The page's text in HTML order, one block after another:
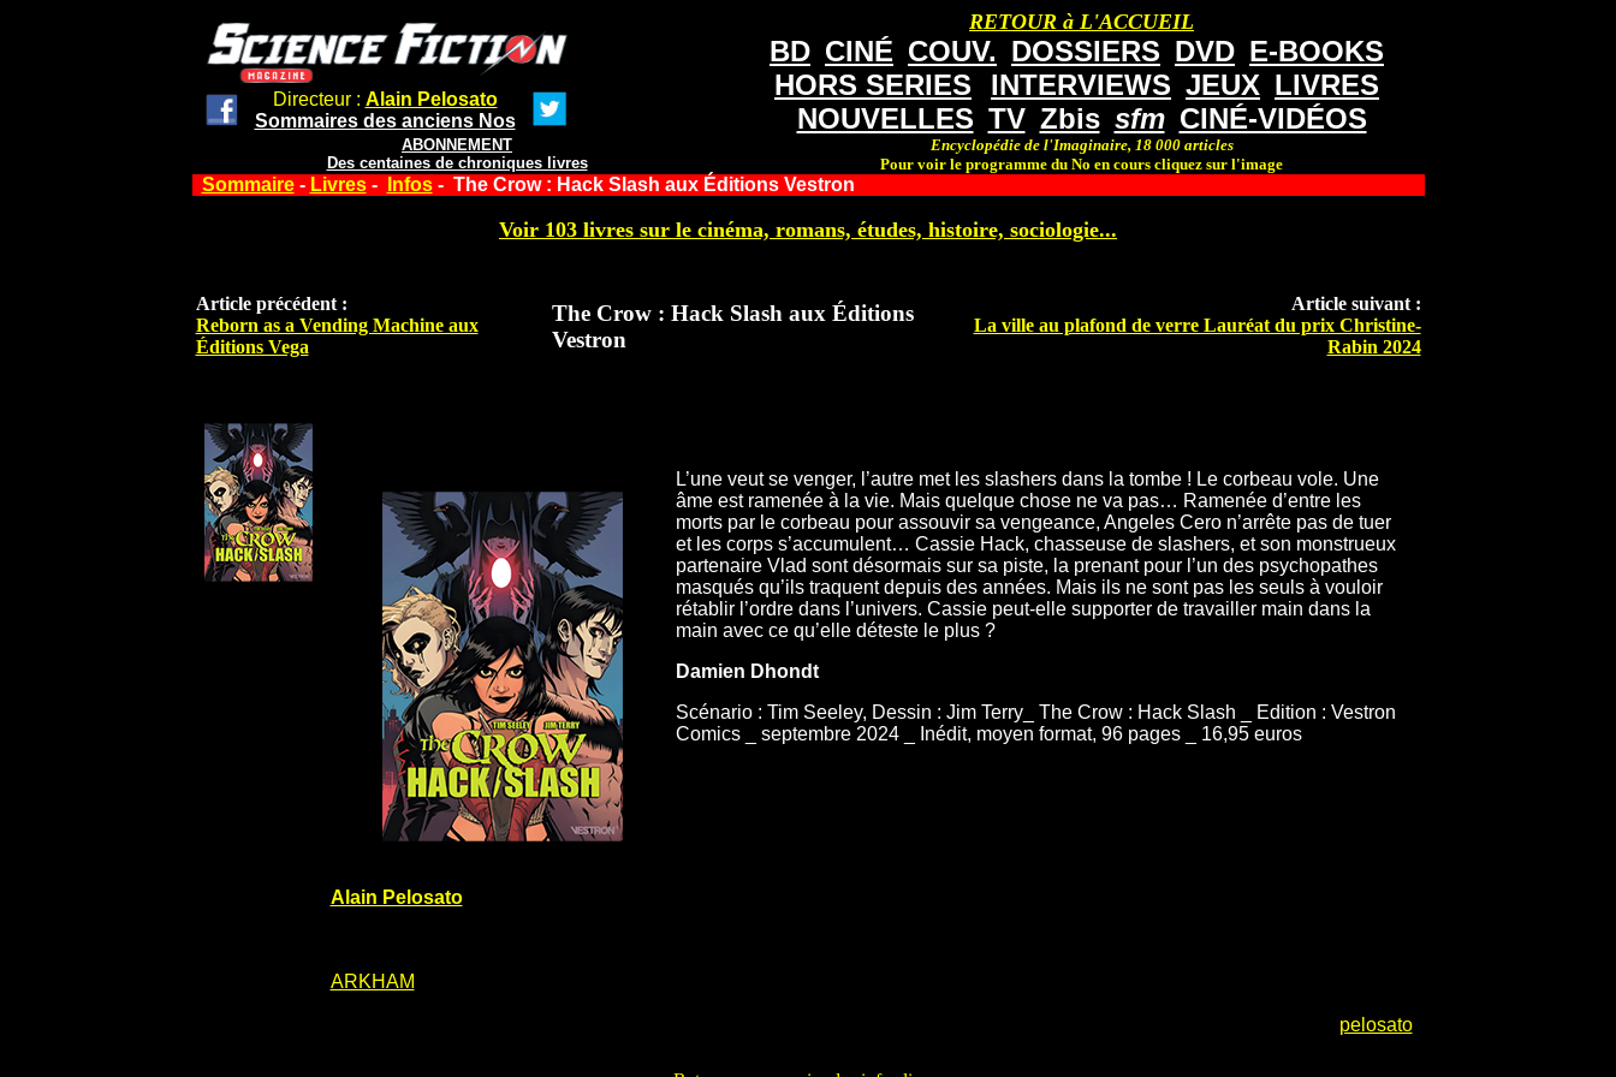
Directeur : Alain Pelosato
Sommaires des anciens Nos
ABONNEMENT
Des centaines de chroniques livres
RETOUR à L'ACCUEIL
BD CINÉ COUV. DOSSIERS DVD E-BOOKS
HORS SERIES
INTERVIEWS JEUX LIVRES
NOUVELLES TV Zbis sfm CINÉ-VIDÉOS
Encyclopédie de l'Imaginaire, 18 000 articles
Pour voir le programme du No en cours cliquez sur l'image
Sommaire- Livres- Infos- The Crow : Hack Slash aux Éditions Vestron
Voir 103 livres sur le cinéma, romans, études, histoire, sociologie...
Article précédent :
Reborn as a Vending Machine aux
Éditions Vega
The Crow : Hack Slash aux Éditions
Vestron
Article suivant :
La ville au plafond de verre Lauréat du prix Christine-
Rabin 2024
L’une veut se venger, l’autre met les slashers dans la tombe ! Le corbeau vole. Une
âme est ramenée à la vie. Mais quelque chose ne va pas… Ramenée d’entre les
morts par le corbeau pour assouvir sa vengeance, Angeles Cero n’arrête pas de tuer
et les corps s’accumulent… Cassie Hack, chasseuse de slashers, et son monstrueux
partenaire Vlad sont désormais sur sa piste, la prenant pour l’un des psychopathes
masqués qu’ils traquent depuis des années. Mais ils ne sont pas les seuls à vouloir
rétablir l’ordre dans l’univers. Cassie peut-elle supporter de travailler main dans la
main avec ce qu’elle déteste le plus ?
Damien Dhondt
Scénario : Tim Seeley, Dessin : Jim Terry_ The Crow : Hack Slash _ Edition : Vestron
Comics _ septembre 2024 _ Inédit, moyen format, 96 pages _ 16,95 euros
Alain Pelosato
ARKHAM
pelosato